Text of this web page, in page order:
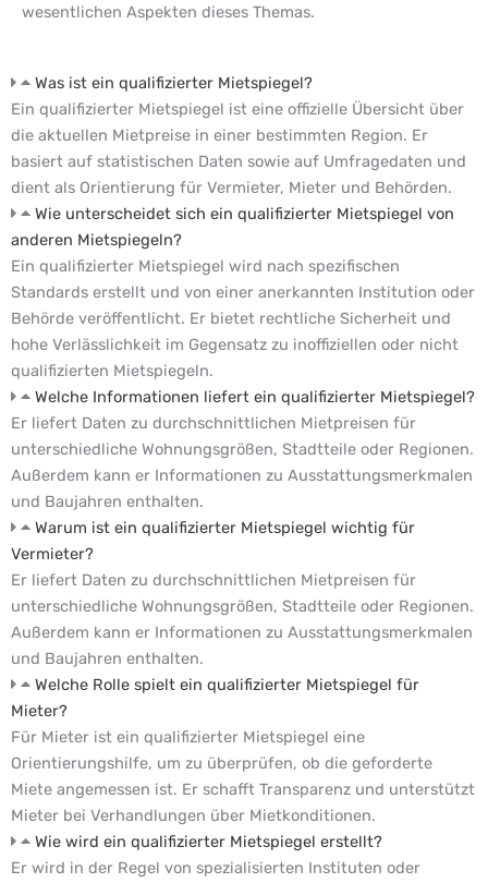
wesentlichen Aspekten dieses Themas.
Was ist ein qualifizierter Mietspiegel?
Ein qualifizierter Mietspiegel ist eine offizielle Übersicht über
die aktuellen Mietpreise in einer bestimmten Region. Er
basiert auf statistischen Daten sowie auf Umfragedaten und
dient als Orientierung für Vermieter, Mieter und Behörden.
Wie unterscheidet sich ein qualifizierter Mietspiegel von
anderen Mietspiegeln?
Ein qualifizierter Mietspiegel wird nach spezifischen
Standards erstellt und von einer anerkannten Institution oder
Behörde veröffentlicht. Er bietet rechtliche Sicherheit und
hohe Verlässlichkeit im Gegensatz zu inoffiziellen oder nicht
qualifizierten Mietspiegeln.
Welche Informationen liefert ein qualifizierter Mietspiegel?
Er liefert Daten zu durchschnittlichen Mietpreisen für
unterschiedliche Wohnungsgrößen, Stadtteile oder Regionen.
Außerdem kann er Informationen zu Ausstattungsmerkmalen
und Baujahren enthalten.
Warum ist ein qualifizierter Mietspiegel wichtig für
Vermieter?
Er liefert Daten zu durchschnittlichen Mietpreisen für
unterschiedliche Wohnungsgrößen, Stadtteile oder Regionen.
Außerdem kann er Informationen zu Ausstattungsmerkmalen
und Baujahren enthalten.
Welche Rolle spielt ein qualifizierter Mietspiegel für
Mieter?
Für Mieter ist ein qualifizierter Mietspiegel eine
Orientierungshilfe, um zu überprüfen, ob die geforderte
Miete angemessen ist. Er schafft Transparenz und unterstützt
Mieter bei Verhandlungen über Mietkonditionen.
Wie wird ein qualifizierter Mietspiegel erstellt?
Er wird in der Regel von spezialisierten Instituten oder